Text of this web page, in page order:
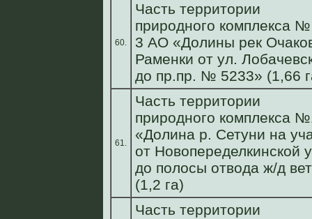
60.
Часть территории
природного комплекса
3 АО «Долины рек
Раменки от ул.
до пр.пр. № 5233» (1,66
61.
Часть территории
природного комплекса
«Долина р. Сетуни на
от Новопеределкинской
до полосы отвода ж/д
(1,2 га)
Часть территории